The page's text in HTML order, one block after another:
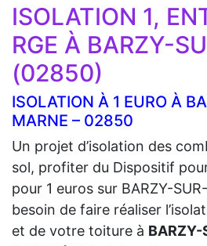
ISOLATION 1,
RGE À BARZY-
(02850)
ISOLATION À 1 EURO À
MARNE – 02850
Un projet d’isolation des
sol, profiter du Dispositif
pour 1 euros sur BARZY-
besoin de faire réaliser
et de votre toiture à BARZY-